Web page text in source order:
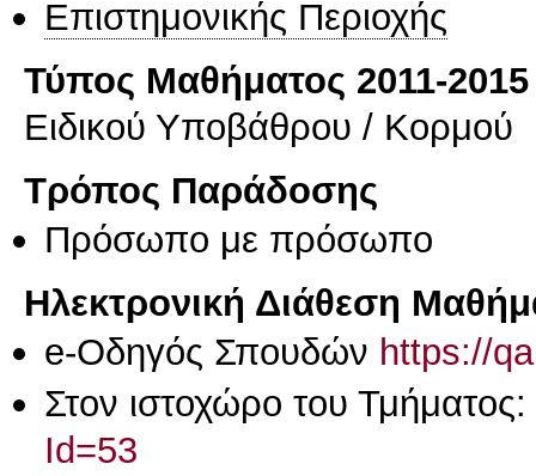
Επιστημονικής Περιοχής
Τύπος Μαθήματος 2011-2015
Ειδικού Υποβάθρου / Κορμού
Τρόπος Παράδοσης
Πρόσωπο με πρόσωπο
Ηλεκτρονική Διάθεση
e-Οδηγός Σπουδών https://
Στον ιστοχώρο του Τμήματος:
Id=53